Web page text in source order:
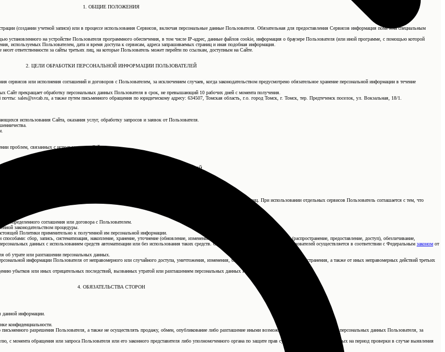
1. ОБЩИЕ ПОЛОЖЕНИЯ
(создании учетной записи) или в процессе использования Сервисов, включая персональные данные Пользователя. Обязательная для предоставления Сервисов информация помечена специальным
установленного на устройстве Пользователя программного обеспечения, в том числе IP-адрес, данные файлов cookie, информация о браузере Пользователя (или иной программе, с помощью которой
используемых Пользователем, дата и время доступа к сервисам, адреса запрашиваемых страниц и иная подобная информация.
ответственности за сайты третьих лиц, на которые Пользователь может перейти по ссылкам, доступным на Сайте.
2. ЦЕЛИ ОБРАБОТКИ ПЕРСОНАЛЬНОЙ ИНФОРМАЦИИ ПОЛЬЗОВАТЕЛЕЙ
или исполнения соглашений и договоров с Пользователем, за исключением случаев, когда законодательством предусмотрено обязательное хранение персональной информации в течение
Сайт прекращает обработку персональных данных Пользователя в срок, не превышающий 10 рабочих дней с момента получения.
sales@svcab.ru, а также путем письменного обращения по юридическому адресу: 634507, Томская область, г.о. город Томск, г. Томск, тер. Предтеченск поселок, ул. Вокзальная, 18/1.
использования Сайта, оказания услуг, обработку запросов и заявок от Пользователя.
проблем, связанных с использованием Сайта.
3. УСЛОВИЯ ОБРАБОТКИ ПЕРСОНАЛЬНОЙ ИНФОРМАЦИИ ПОЛЬЗОВАТЕЛЕЙ
сервисов.
добровольного предоставления Пользователем информации о себе для общего доступа неограниченному кругу лиц. При использовании отдельных сервисов Пользователь соглашается с тем, что
определенного соглашения или договора с Пользователем.
законодательством процедуры.
Политики применительно к полученной им персональной информации.
сбор, запись, систематизация, накопление, хранение, уточнение (обновление, изменение), извлечение, использование, передача (распространение, предоставление, доступ), обезличивание,
данных с использованием средств автоматизации или без использования таких средств. Обработка персональных данных Пользователей осуществляется в соответствии с Федеральным законом от
об утрате или разглашении персональных данных.
информации Пользователя от неправомерного или случайного доступа, уничтожения, изменения, блокирования, копирования, распространения, а также от иных неправомерных действий третьих
убытков или иных отрицательных последствий, вызванных утратой или разглашением персональных данных Пользователя.
4. ОБЯЗАТЕЛЬСТВА СТОРОН
информации.
конфиденциальности.
разрешения Пользователя, а также не осуществлять продажу, обмен, опубликование либо разглашение иными возможными способами переданных персональных данных Пользователя, за
момента обращения или запроса Пользователя или его законного представителя либо уполномоченного органа по защите прав субъектов персональных данных на период проверки в случае выявления